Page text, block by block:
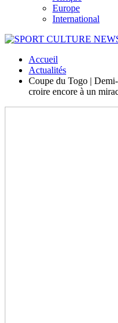
Europe
International
Accueil
Actualités
Coupe du Togo |
croire encore à un